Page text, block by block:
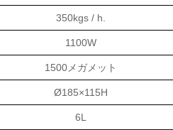
350kgs / h.
1100W
1500メガメット
Ø185×115H
6L